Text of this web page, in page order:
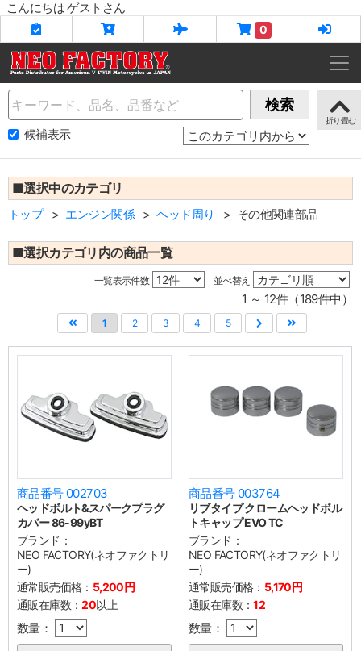
こんにちは ゲストさん
0
Name 検索
候補表示
■選択中のカテゴリ
トップ エンジン関係 ヘッド周り その他関連部品
■選択カテゴリ内の商品一覧
一覧表示件数 並べ替え
1 ～ 12件（189件中）
1 2 3 4 5
商品番号 002703
ヘッドボルト&スパークプラグ
カバー 86-99yBT
ブランド：
NEO FACTORY(ネオファクトリ
ー)
通常販売価格： 5,200円
通販在庫数：20以上
数量：
商品番号 003764
リブタイプ クロームヘッドボル
トキャップ EVO TC
ブランド：
NEO FACTORY(ネオファクトリ
ー)
通常販売価格： 5,170円
通販在庫数：12
数量：